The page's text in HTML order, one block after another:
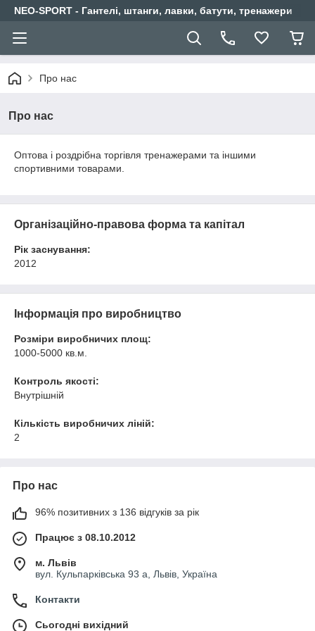
NEO-SPORT - Гантелі, штанги, лавки, батути, тренажери
Про нас
Про нас
Оптова і роздрібна торгівля тренажерами та іншими
спортивними товарами.
Організаційно-правова форма та капітал
Рік заснування:
2012
Інформація про виробництво
Розміри виробничих площ:
1000-5000 кв.м.
Контроль якості:
Внутрішній
Кількість виробничих ліній:
2
Про нас
96% позитивних з 136 відгуків за рік
Працює з 08.10.2012
м. Львів
вул. Кульпарківська 93 а, Львів, Україна
Контакти
Сьогодні вихідний